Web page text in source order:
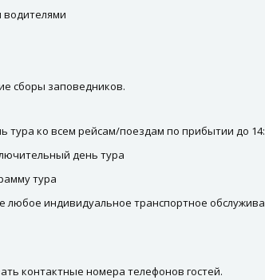
водителями
сборы заповедников.
тура ко всем рейсам/поездам по прибытии до
день тура
тура
индивидуальное транспортное
контактные номера телефонов гостей.